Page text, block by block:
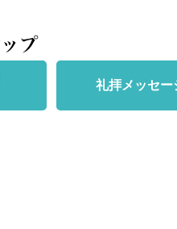
礼拝メッセー